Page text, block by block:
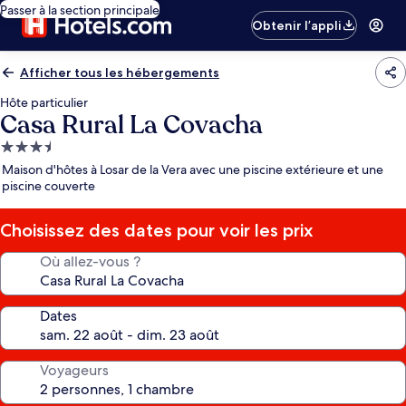
Passer à la section principale
Obtenir l’appli
Afficher tous les hébergements
Hôte particulier
Casa Rural La Covacha
Hébergement
3.5 étoiles
Maison d'hôtes à Losar de la Vera avec une piscine extérieure et une
piscine couverte
Choisissez des dates pour voir les prix
Où allez-vous ?
Dates
Voyageurs